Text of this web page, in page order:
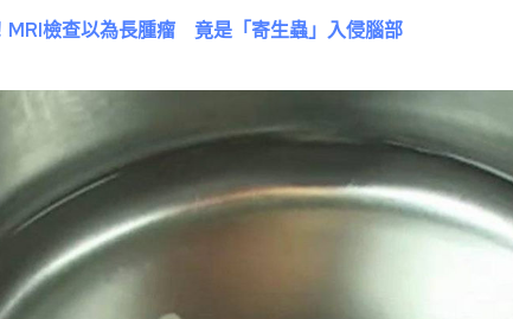
MRI檢查以為長腫瘤 竟是「寄生蟲」入侵腦部